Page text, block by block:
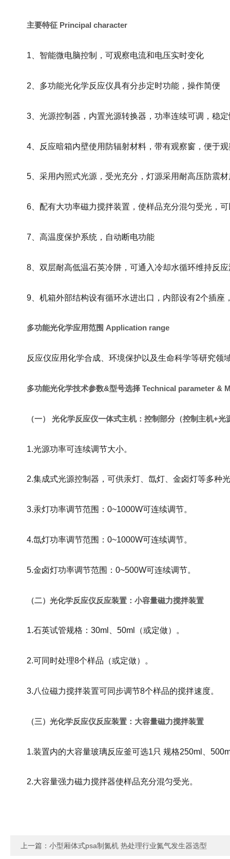
主要特征 Principal character
1、智能微电脑控制，可观察电流和电压实时变化
2、多功能光化学反应仪具有分步定时功能，操作简便
3、光源控制器，内置光源转换器，功率连续可调，稳
4、反应暗箱内壁使用防辐射材料，带有观察窗，便于观
5、采用内照式光源，受光充分，灯源采用耐高压防震材
6、配有大功率磁力搅拌装置，使样品充分混匀受光，
7、高温度保护系统，自动断电功能
8、双层耐高低温石英冷阱，可通入冷却水循环维持反
9、机箱外部结构设有循环水进出口，内部设有2个插座
多功能光化学应用范围 Application range
反应仪应用化学合成、环境保护以及生命科学等研究领
多功能光化学技术参数&型号选择 Technical parameter &
（一） 光化学反应仪一体式主机：控制部分（控制主机+光
1.光源功率可连续调节大小。
2.集成式光源控制器，可供汞灯、氙灯、金卤灯等多种
3.汞灯功率调节范围：0~1000W可连续调节。
4.氙灯功率调节范围：0~1000W可连续调节。
5.金卤灯功率调节范围：0~500W可连续调节。
（二）光化学反应仪反应装置：小容量磁力搅拌装置
1.石英试管规格：30ml、50ml（或定做）。
2.可同时处理8个样品（或定做）。
3.八位磁力搅拌装置可同步调节8个样品的搅拌速度。
（三）光化学反应仪反应装置：大容量磁力搅拌装置
1.装置内的大容量玻璃反应釜可选1只 规格250ml、
2.大容量强力磁力搅拌器使样品充分混匀受光。
上一篇： 小型厢体式psa制氮机 热处理行业氮气发生器选型